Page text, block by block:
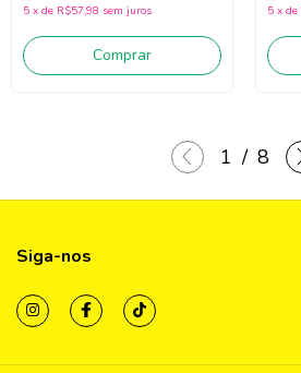
5 x de R$57,98 sem juros
Comprar
5 x de
1 / 8
Siga-nos